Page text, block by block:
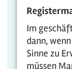
Im
dann,
Sinne zu
müssen